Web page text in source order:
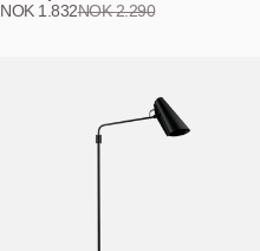
NOK 1.832NOK2.290